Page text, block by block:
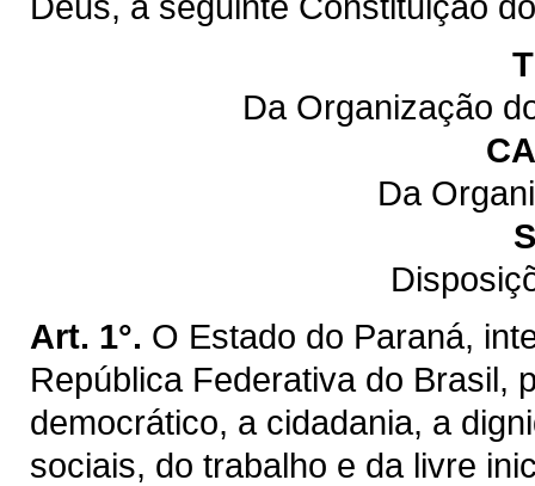
Da Organização
Da
Art. 1°. O Estado do Paraná,
República Federativa do Brasil,
democrático, a cidadania, a
sociais, do trabalho e da livre